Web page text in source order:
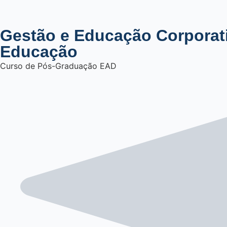
Gestão e Educação
Educação
Curso de Pós-Graduação EAD